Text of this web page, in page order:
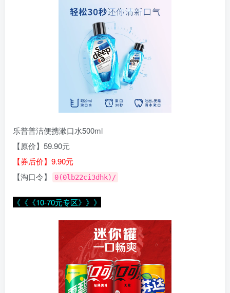
乐普普洁便携漱口水500ml
【原价】59.90元
【券后价】9.90元
【淘口令】
0(0lb22ci3dhk)/
《《《10-70元专区》》》